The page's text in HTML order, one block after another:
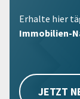
Erhalte hier
Immobilien-
JETZT